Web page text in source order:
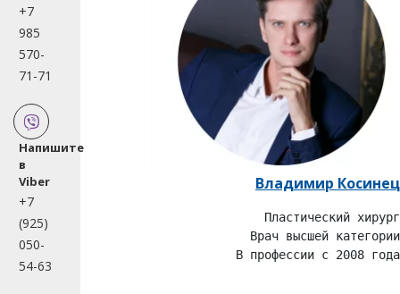
+7
985
570-
71-71
Напишите
в
Viber
+7
(925)
050-
54-63
Владимир Косинец
Пластический хирург
Врач высшей категории
В профессии с 2008 года